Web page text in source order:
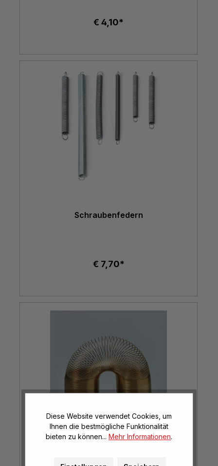
€ 4,10*
Schraubenfedern
€ 7,70*
Diese Website verwendet Cookies, um
Ihnen die bestmögliche Funktionalität
bieten zu können... Mehr Informationen.